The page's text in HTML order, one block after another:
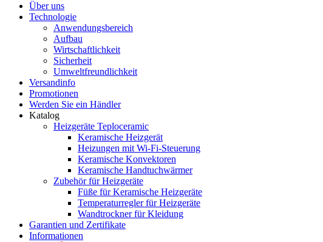
Über uns
Technologie
Anwendungsbereich
Aufbau
Wirtschaftlichkeit
Sicherheit
Umweltfreundlichkeit
Versandinfo
Promotionen
Werden Sie ein Händler
Katalog
Heizgeräte Teploceramic
Keramische Heizgerät
Heizungen mit Wi-Fi-Steuerung
Keramische Konvektoren
Keramische Handtuchwärmer
Zubehör für Heizgeräte
Füße für Keramische Heizgeräte
Temperaturregler für Heizgeräte
Wandtrockner für Kleidung
Garantien und Zertifikate
Informationen